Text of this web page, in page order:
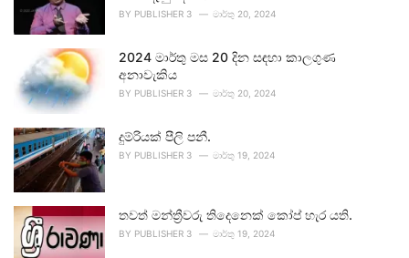
BY PUBLISHER 3 මාර්තු 20, 2024
2024 මාර්තු මස 20 දින සඳහා කාලගුණ
අනාවැකිය
BY PUBLISHER 3 මාර්තු 20, 2024
දුම්රියක් පීලි පනී.
BY PUBLISHER 3 මාර්තු 19, 2024
තවත් මන්ත්‍රීවරු තිදෙනෙක් කෝප් හැර යති.
BY PUBLISHER 3 මාර්තු 19, 2024